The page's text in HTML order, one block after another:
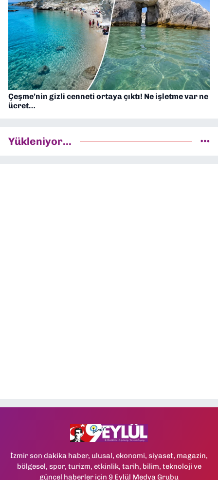
Çeşme’nin gizli cenneti ortaya çıktı! Ne işletme var ne
ücret…
Yükleniyor...
İzmir son dakika haber, ulusal, ekonomi, siyaset, magazin,
bölgesel, spor, turizm, etkinlik, tarih, bilim, teknoloji ve
güncel haberler için 9 Eylül Medya Grubu